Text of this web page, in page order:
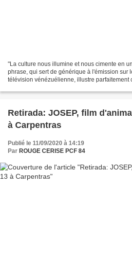
"La culture nous illumine et nous cimente en
phrase, qui sert de générique à l'émission sur
télévision vénézuélienne, illustre parfaitement
Retirada: JOSEP, film
à Carpentras
Publié le 11/09/2020 à 14:19
Par ROUGE CERISE PCF 84